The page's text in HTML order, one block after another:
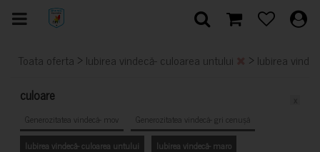
Toata oferta > Iubirea vindecă- culoarea untului > Iubirea
culoare
Generozitatea vindecă- mov
Generozitatea vindecă- gri cenușă
Iubirea vindecă- culoarea untului
Iubirea vindecă- maro